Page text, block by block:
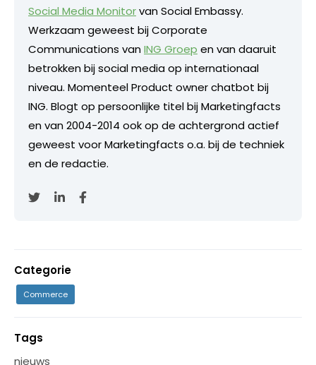
Social Media Monitorvan Social Embassy.
Werkzaam geweest bij Corporate
Communications vanING Groep en van daaruit
betrokken bij social media op internationaal
niveau. Momenteel Product owner chatbot bij
ING. Blogt op persoonlijke titel bij Marketingfacts
en van 2004-2014 ook op de achtergrond actief
geweest voor Marketingfacts o.a. bij de techniek
en de redactie.
Categorie
Commerce
Tags
nieuws